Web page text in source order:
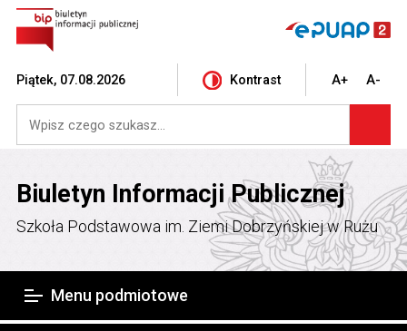
Piątek, 07.08.2026 Kontrast A+ A-
Biuletyn Informacji Publicznej
Szkoła Podstawowa im. Ziemi Dobrzyńskiej w Rużu
Menu podmiotowe